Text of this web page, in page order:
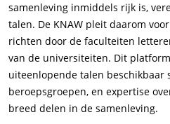
samenleving inmiddels rijk is,
talen. De KNAW pleit daarom
richten door de faculteiten
van de universiteiten. Dit
uiteenlopende talen beschikbaar
beroepsgroepen, en expertise
breed delen in de samenleving.